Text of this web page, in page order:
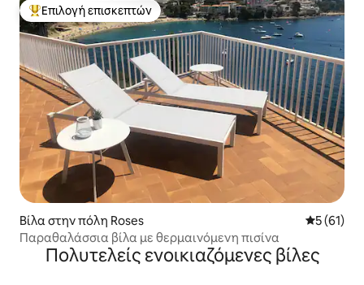
Κορυφαία επιλογή επισκεπτών
Επιλογή επισκεπτών
Βίλα στην πόλη Roses Μέση
5 (61)
Παραθαλάσσια βίλα με θερμαινόμενη πισίνα
Πολυτελείς ενοικιαζόμενες βίλες